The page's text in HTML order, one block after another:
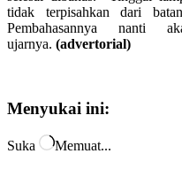
tidak terpisahkan dari
Pembahasannya nanti
ujarnya. (advertorial)
Menyukai ini:
Suka Memuat...